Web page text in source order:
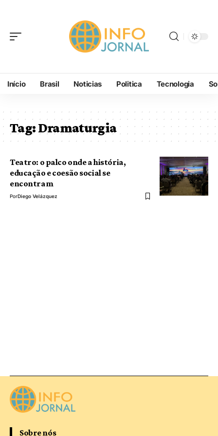
Início Brasil Noticias Politica Tecnologia
Tag:Dramaturgia
Teatro: o palco onde a história,
educação e coesão social se
encontram
PorDiego Velázquez
Sobre nós